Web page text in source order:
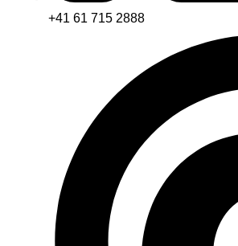
+41 61 715 2888